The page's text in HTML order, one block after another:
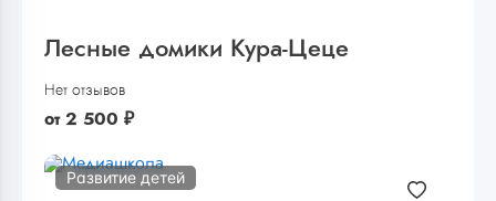
Лесные домики Кура-Цеце
Нет отзывов
от 2 500 ₽
Развитие детей